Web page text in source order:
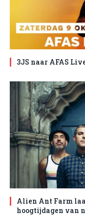
3JS naar AFAS
Alien Ant Farm
hoogtijdagen van